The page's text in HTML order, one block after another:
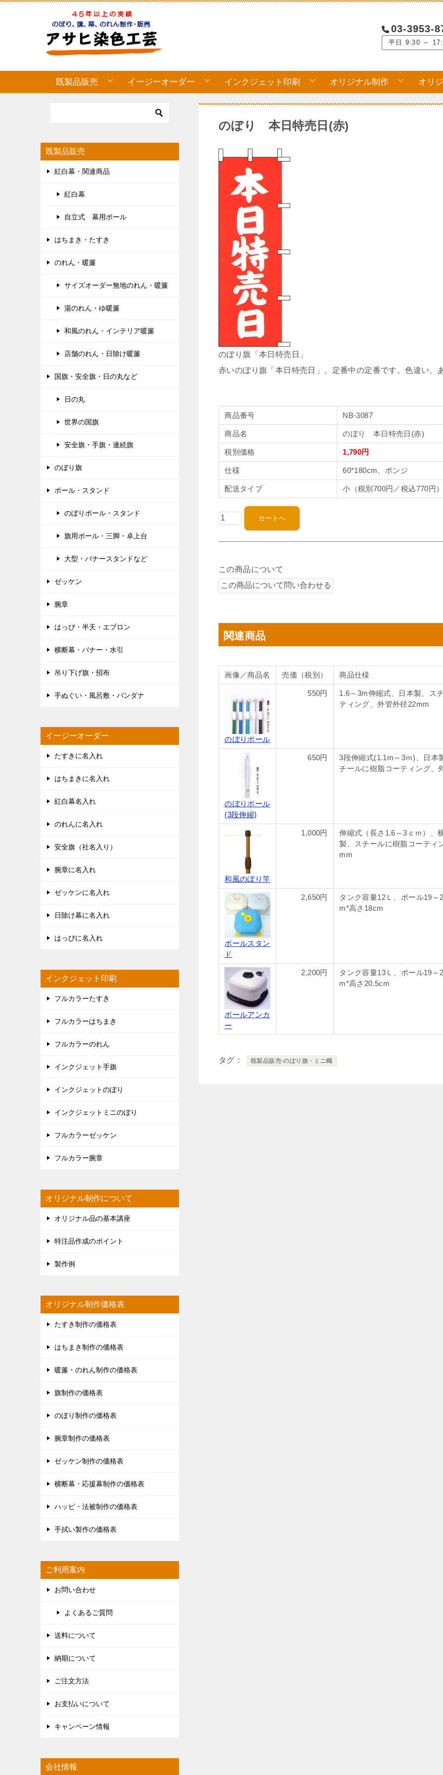
03-3953-
平日 9:30 ～
既製品販売 イージーオーダー インクジェット印刷 オリジナル制作 オリ
のぼり 本日特売日(赤)
のぼり旗「本日特売日」
赤いのぼり旗「本日特売日」。定番中の定番です。色違い、
商品番号 NB-3087
商品名 のぼり 本日特売日(赤)
税別価格 1,790円
仕様 60*180cm、ポンジ
配送タイプ 小（税別700円／税込770円
この商品について
関連商品
画像／商品名 売価（税別） 商品仕様
のぼりポール
550円
1.6～3m伸縮式、日本製、ス
ティング、外管外径22mm
のぼりポール
(3段伸縮)
650円
3段伸縮式(1.1m～3ｍ)、日本
チールに樹脂コーティング、
和風のぼり竿
1,000円
伸縮式（長さ1.6～3ｃｍ）、
製、スチールに樹脂コーティ
mm
ポールスタン
ド
2,650円
タンク容量12Ｌ、ポール19
m*高さ18cm
ポールアンカ
ー
2,200円
タンク容量13Ｌ、ポール19
m*高さ20.5cm
タグ 既製品販売-のぼり旗・ミニ幟
既製品販売
紅白幕・関連商品
紅白幕
自立式 幕用ポール
はちまき・たすき
のれん・暖簾
サイズオーダー無地のれん・暖簾
湯のれん・ゆ暖簾
和風のれん・インテリア暖簾
店舗のれん・日除け暖簾
国旗・安全旗・日の丸など
日の丸
世界の国旗
安全旗・手旗・連続旗
のぼり旗
ポール・スタンド
のぼりポール・スタンド
旗用ポール・三脚・卓上台
大型・バナースタンドなど
ゼッケン
腕章
はっぴ・半天・エプロン
横断幕・バナー・水引
吊り下げ旗・招布
手ぬぐい・風呂敷・バンダナ
イージーオーダー
たすきに名入れ
はちまきに名入れ
紅白幕名入れ
のれんに名入れ
安全旗（社名入り）
腕章に名入れ
ゼッケンに名入れ
日除け幕に名入れ
はっぴに名入れ
インクジェット印刷
フルカラーたすき
フルカラーはちまき
フルカラーのれん
インクジェット手旗
インクジェットのぼり
インクジェットミニのぼり
フルカラーゼッケン
フルカラー腕章
オリジナル制作について
オリジナル品の基本講座
特注品作成のポイント
製作例
オリジナル制作価格表
たすき制作の価格表
はちまき制作の価格表
暖簾・のれん制作の価格表
旗制作の価格表
のぼり制作の価格表
腕章制作の価格表
ゼッケン制作の価格表
横断幕・応援幕制作の価格表
ハッピ・法被制作の価格表
手拭い製作の価格表
ご利用案内
お問い合わせ
よくあるご質問
送料について
納期について
ご注文方法
お支払いについて
キャンペーン情報
会社情報